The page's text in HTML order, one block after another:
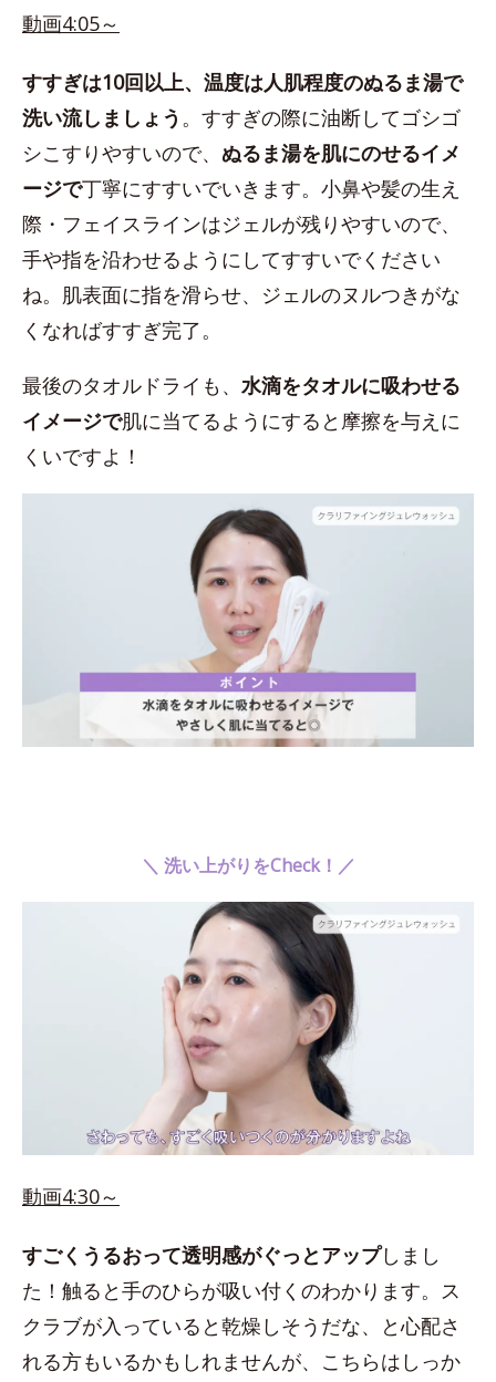
動画4:05～
すすぎは10回以上、温度は人肌程度のぬるま湯で
洗い流しましょう 。すすぎの際に油断してゴシゴ
シこすりやすいので、 ぬるま湯を肌にのせるイメ
ージで丁寧にすすいでいきます。小鼻や髪の生え
際・フェイスラインはジェルが残りやすいので、
手や指を沿わせるようにしてすすいでください
ね。肌表面に指を滑らせ、ジェルのヌルつきがな
くなればすすぎ完了。
最後のタオルドライも、 水滴をタオルに吸わせる
イメージで肌に当てるようにすると摩擦を与えに
くいですよ！
＼ 洗い上がりをCheck！／
動画4:30～
すごくうるおって透明感がぐっとアップしまし
た！触ると手のひらが吸い付くのわかります。ス
クラブが入っていると乾燥しそうだな、と心配さ
れる方もいるかもしれませんが、こちらはしっか